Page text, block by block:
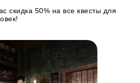
скидка 50% на все квесты для